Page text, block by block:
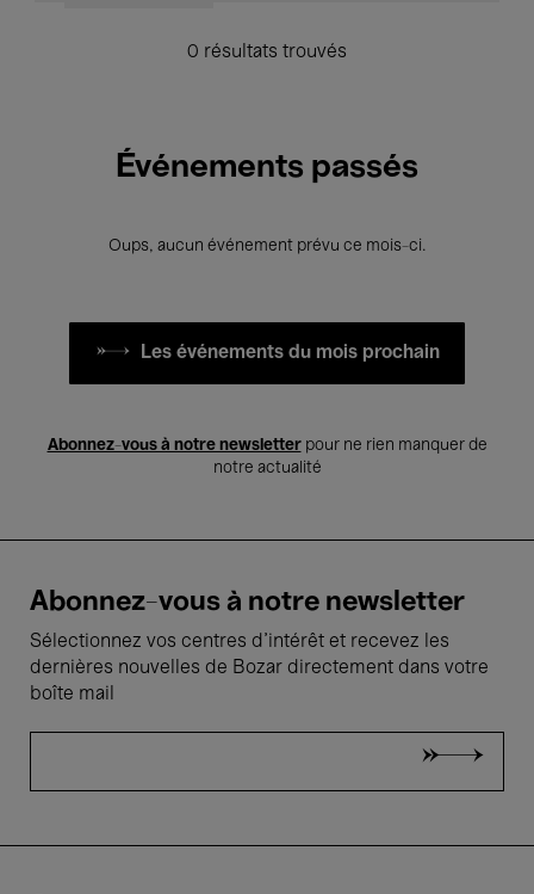
0 résultats trouvés
Événements passés
Oups, aucun événement prévu ce mois-ci.
Les événements du mois prochain
Abonnez-vous à notre newsletterpour ne rien manquer de
notre actualité
Abonnez-vous à notre newsletter
Sélectionnez vos centres d'intérêt et recevez les
dernières nouvelles de Bozar directement dans votre
boîte mail